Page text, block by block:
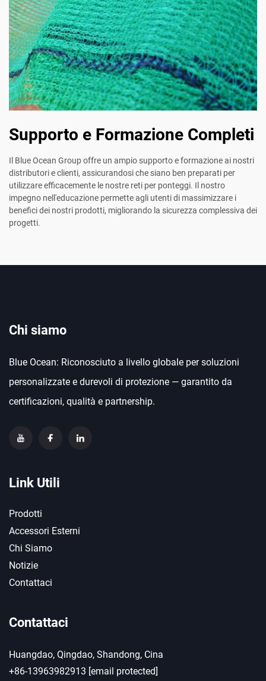
Supporto e Formazione Completi
Il Blue Ocean Group offre un ampio supporto e formazione ai nostri
distributori e clienti, assicurandosi che siano ben preparati per
utilizzare efficacemente le nostre reti per ponteggi. Il nostro
impegno nell'educazione permette agli utenti di massimizzare i
benefici dei nostri prodotti, migliorando la sicurezza complessiva dei
progetti.
Chi siamo
Blue Ocean: Riconosciuto a livello globale per soluzioni
personalizzate e durevoli di protezione — garantito da
certificazioni, qualità e partnership.
Link Utili
Prodotti
Accessori Esterni
Chi Siamo
Notizie
Contattaci
Contattaci
Huangdao, Qingdao, Shandong, Cina
+86-13963982913 [email protected]